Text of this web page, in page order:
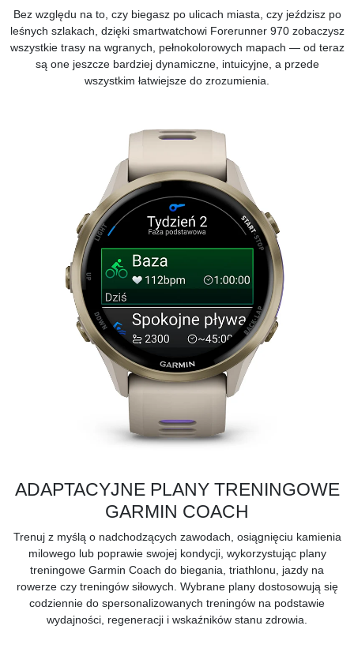
Bez względu na to, czy biegasz po ulicach miasta, czy jeździsz po
leśnych szlakach, dzięki smartwatchowi Forerunner 970 zobaczysz
wszystkie trasy na wgranych, pełnokolorowych mapach — od teraz
są one jeszcze bardziej dynamiczne, intuicyjne, a przede
wszystkim łatwiejsze do zrozumienia.
ADAPTACYJNE PLANY TRENINGOWE
GARMIN COACH
Trenuj z myślą o nadchodzących zawodach, osiągnięciu kamienia
milowego lub poprawie swojej kondycji, wykorzystując plany
treningowe Garmin Coach do biegania, triathlonu, jazdy na
rowerze czy treningów siłowych. Wybrane plany dostosowują się
codziennie do spersonalizowanych treningów na podstawie
wydajności, regeneracji i wskaźników stanu zdrowia.